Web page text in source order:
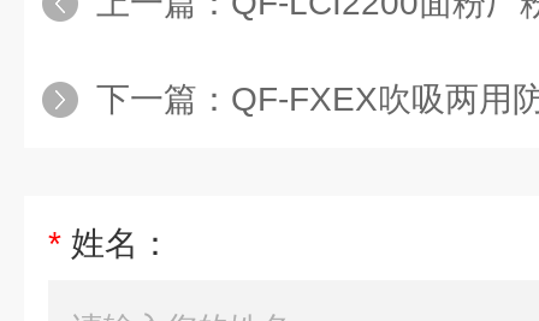
下一篇： QF-FXEX吹吸两用
* 姓名：